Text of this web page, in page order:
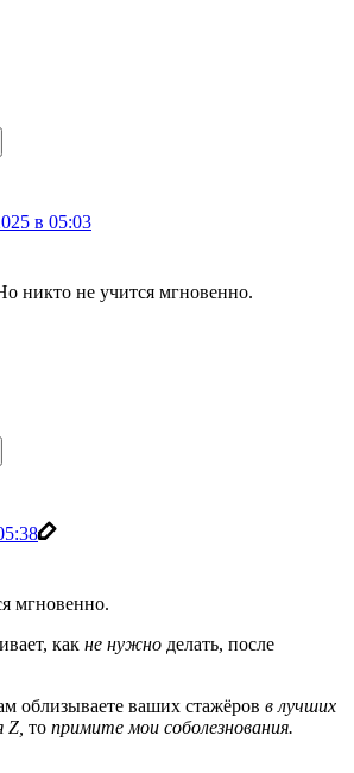
в 05:03
никто не учится мгновенно.
мгновенно.
как не нужно делать, после
облизываете ваших стажёров в лучших
Z, то примите мои соболезнования.